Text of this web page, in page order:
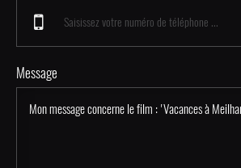
Message